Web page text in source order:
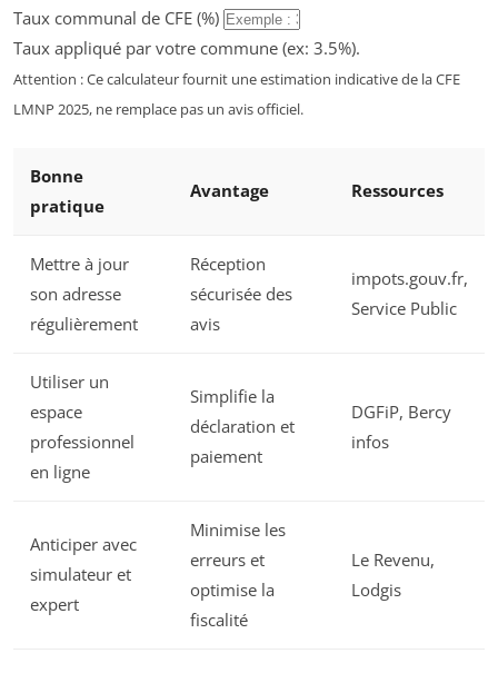
Taux communal de CFE (%)
Taux appliqué par votre commune (ex: 3.5%).
Attention : Ce calculateur fournit une estimation indicative de la CFE
LMNP 2025, ne remplace pas un avis officiel.
Bonne
pratique
Avantage Ressources
Mettre à jour
son adresse
régulièrement
Réception
sécurisée des
avis
impots.gouv.fr,
Service Public
Utiliser un
espace
professionnel
en ligne
Simplifie la
déclaration et
paiement
DGFiP, Bercy
infos
Anticiper avec
simulateur et
expert
Minimise les
erreurs et
optimise la
fiscalité
Le Revenu,
Lodgis